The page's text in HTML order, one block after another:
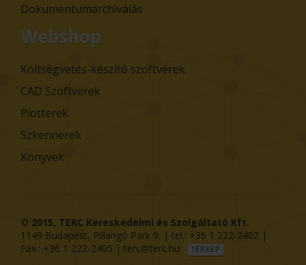
Dokumentumarchiválás
Webshop
Költségvetés-készítő szoftverek
CAD Szoftverek
Plotterek
Szkennerek
Könyvek
© 2015, TERC Kereskedelmi és Szolgáltató Kft.
1149 Budapest, Pillangó Park 9. | tel.: +36 1 222-2402 |
Fax.: +36 1 222-2405 | terc@terc.hu TÉRKÉP